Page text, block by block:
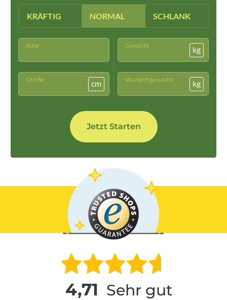
KRÄFTIG NORMAL SCHLANK
Alter
Größe cm
Gewicht kg
Wunschgewicht kg
4,71 Sehr gut